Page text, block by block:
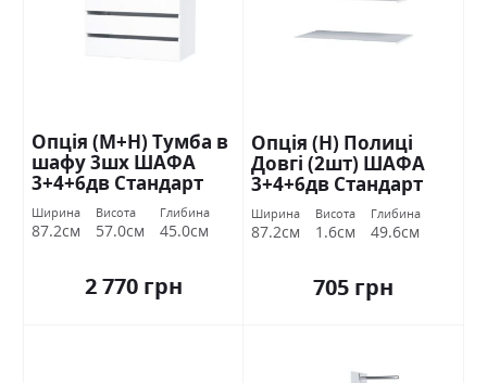
Опція (М+Н) Тумба в
шафу 3шх ШАФА
3+4+6дв Стандарт
Ширина
87.2см
Висота
57.0см
Глибина
45.0см
2 770 грн
Опція (Н) Полиці
Довгі (2шт) ШАФА
3+4+6дв Стандарт
Ширина
87.2см
Висота
1.6см
Глибина
49.6см
705 грн